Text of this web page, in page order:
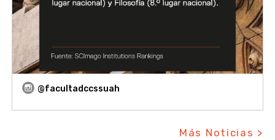
@facultadccssuah
Más Noticias >